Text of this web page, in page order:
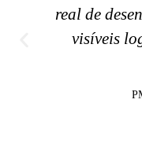
real de
visíveis